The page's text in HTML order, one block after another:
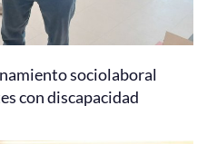
sociolaboral
con discapacidad